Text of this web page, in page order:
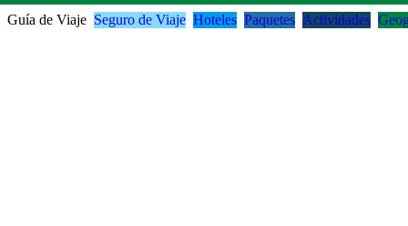
Guía de Viaje Seguro de Viaje Hoteles Paquetes Actividades